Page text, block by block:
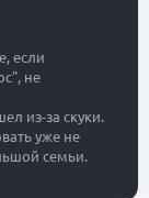
если
не
из-за скуки.
уже не
семьи.